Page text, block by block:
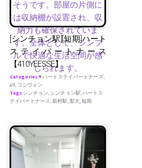
[シンチョン駅][短期]ハート
ステイパートナース
【410YEESSE】
Categories♥ ハートステイパートナーズ,
all, コシウォン
Tags シンチョン, シンチョン駅,ハートス
テイパートナース,新村駅,梨大,短期